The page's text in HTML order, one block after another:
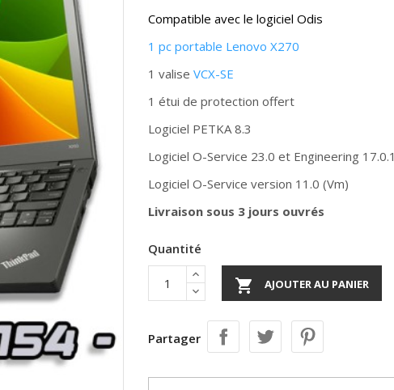
Compatible avec le logiciel Odis
1 pc portable Lenovo X270
1 valise VCX-SE
1 étui de protection offert
Logiciel PETKA 8.3
Logiciel O-Service 23.0 et Engineering 17.0.1
Logiciel O-Service version 11.0 (Vm)
Livraison sous 3 jours ouvrés
Quantité
 AJOUTER AU PANIER
Partager